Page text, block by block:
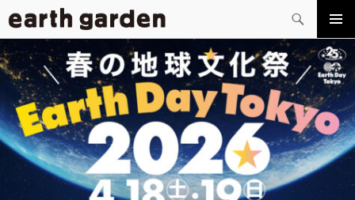
索
メイン
メニュ
ー
コ
テ
ン
へ
ス
キ